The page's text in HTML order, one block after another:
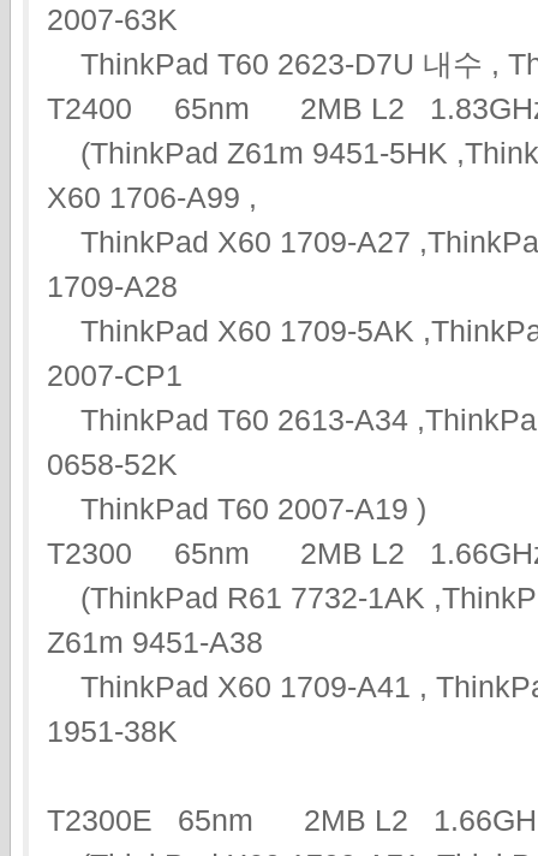
2007-63K
ThinkPad T60 2623-D7U 내수 ,
T2400 65nm 2MB L2
(ThinkPad Z61m 9451-5HK
X60 1706-A99 ,
ThinkPad X60 1709-A27
1709-A28
ThinkPad X60 1709-5AK
2007-CP1
ThinkPad T60 2613-A34
0658-52K
ThinkPad T60 2007-A19 )
T2300 65nm 2MB L2
(ThinkPad R61 7732-1AK
Z61m 9451-A38
ThinkPad X60 1709-A41 ,
1951-38K
T2300E 65nm 2MB L2